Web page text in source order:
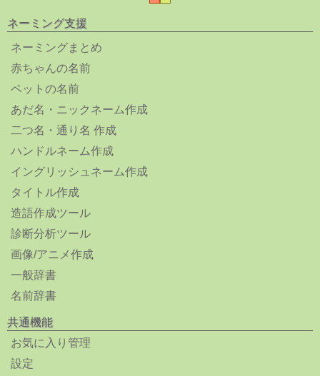
ネーミング支援
ネーミングまとめ
赤ちゃんの名前
ペットの名前
あだ名・ニックネーム作成
二つ名・通り名 作成
ハンドルネーム作成
イングリッシュネーム作成
タイトル作成
造語作成ツール
診断分析ツール
画像/アニメ作成
一般辞書
名前辞書
共通機能
お気に入り管理
設定